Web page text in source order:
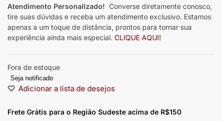
Atendimento Personalizado! Converse diretamente conosco,
tire suas dúvidas e receba um atendimento exclusivo. Estamos
apenas a um toque de distância, prontos para tornar sua
experiência ainda mais especial. CLIQUE AQUI!
Fora de estoque
Seja notificado
Adicionar a lista de desejos
Frete Grátis para o Região Sudeste acima de R$150